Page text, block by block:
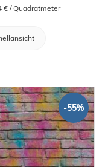
€ / Quadratmeter
-55%